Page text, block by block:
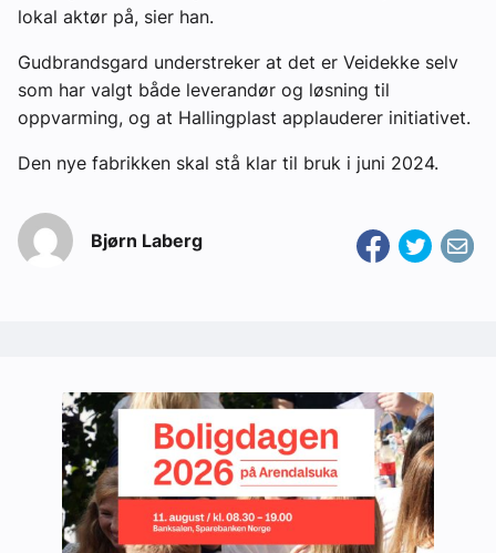
lokal aktør på, sier han.
Gudbrandsgard understreker at det er Veidekke selv
som har valgt både leverandør og løsning til
oppvarming, og at Hallingplast applauderer initiativet.
Den nye fabrikken skal stå klar til bruk i juni 2024.
Bjørn Laberg